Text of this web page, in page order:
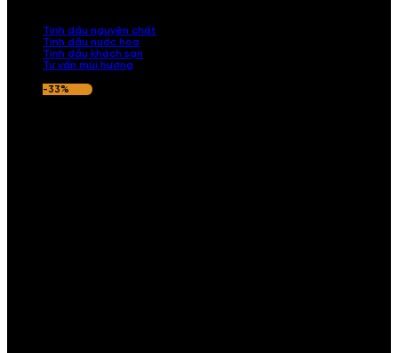
Tinh dầu nguyên chất
Tinh dầu nước hoa
Tinh dầu khách sạn
Tư vấn mùi hương
-33%